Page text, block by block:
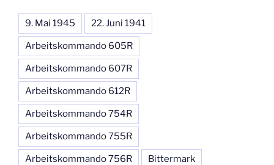
9. Mai 1945 22. Juni 1941
Arbeitskommando 605R
Arbeitskommando 607R
Arbeitskommando 612R
Arbeitskommando 754R
Arbeitskommando 755R
Arbeitskommando 756R Bittermark